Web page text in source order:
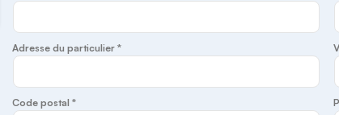
Adresse du particulier *
Code postal *